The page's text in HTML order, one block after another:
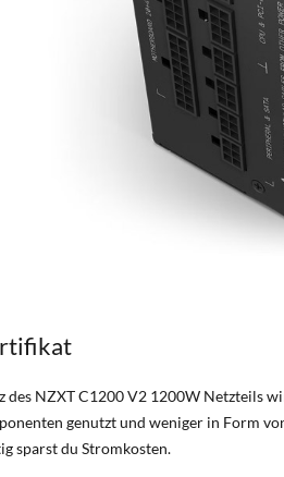
des NZXT C1200 V2 1200W Netzteils
genutzt und weniger in Form
sparst du Stromkosten.